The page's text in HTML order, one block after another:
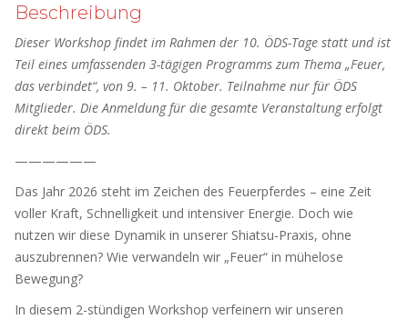
Beschreibung
Dieser Workshop findet im Rahmen der 10. ÖDS-Tage statt und ist
Teil eines umfassenden 3-tägigen Programms zum Thema „Feuer,
das verbindet“, von 9. – 11. Oktober. Teilnahme nur für ÖDS
Mitglieder. Die Anmeldung für die gesamte Veranstaltung erfolgt
direkt beim ÖDS.
——————
Das Jahr 2026 steht im Zeichen des Feuerpferdes – eine Zeit
voller Kraft, Schnelligkeit und intensiver Energie. Doch wie
nutzen wir diese Dynamik in unserer Shiatsu-Praxis, ohne
auszubrennen? Wie verwandeln wir „Feuer“ in mühelose
Bewegung?
In diesem 2-stündigen Workshop verfeinern wir unseren